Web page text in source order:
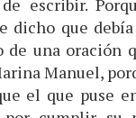
escribir.
dicho que
de una oración
Manuel,
el que puse